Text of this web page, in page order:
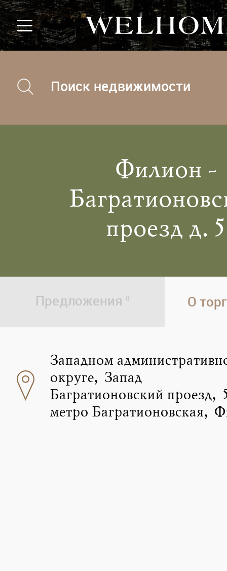
Поиск недвижимости
Филион -
проезд д. 5
Предложения 0 О
Западном
округе, Запад
Багратионовский проезд,
метро Багратионовская,